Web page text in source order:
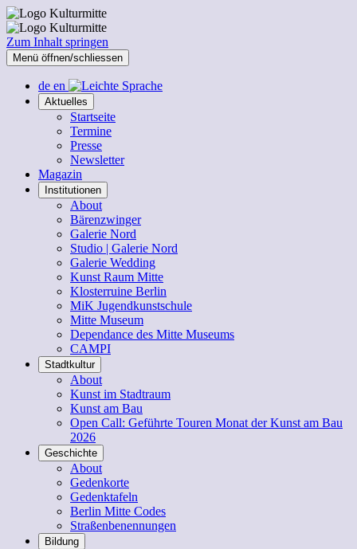
Zum Inhalt springen
Menü öffnen/schliessen
de en
Aktuelles
Startseite
Termine
Presse
Newsletter
Magazin
Institutionen
About
Bärenzwinger
Galerie Nord
Studio | Galerie Nord
Galerie Wedding
Kunst Raum Mitte
Klosterruine Berlin
MiK Jugendkunstschule
Mitte Museum
Dependance des Mitte Museums
CAMPI
Stadtkultur
About
Kunst im Stadtraum
Kunst am Bau
Open Call: Geführte Touren Monat der Kunst am Bau
2026
Geschichte
About
Gedenkorte
Gedenktafeln
Berlin Mitte Codes
Straßenbenennungen
Bildung